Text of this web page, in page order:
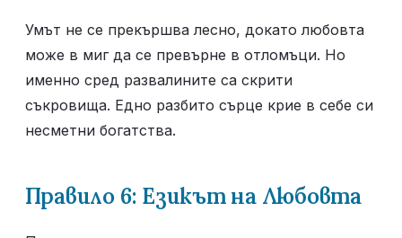
Умът не се прекършва лесно, докато любовта
може в миг да се превърне в отломъци. Но
именно сред развалините са скрити
съкровища. Едно разбито сърце крие в себе си
несметни богатства.
Правило 6: Езикът на Любовта